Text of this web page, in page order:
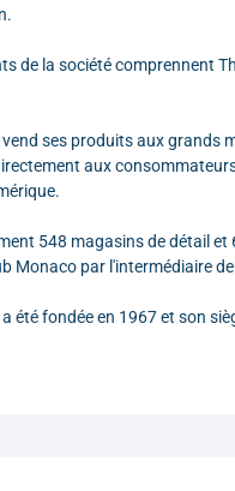
de la société comprennent
ses produits aux grands
aux
548 magasins de détail
Monaco par l'intermédiaire
été fondée en 1967 et son